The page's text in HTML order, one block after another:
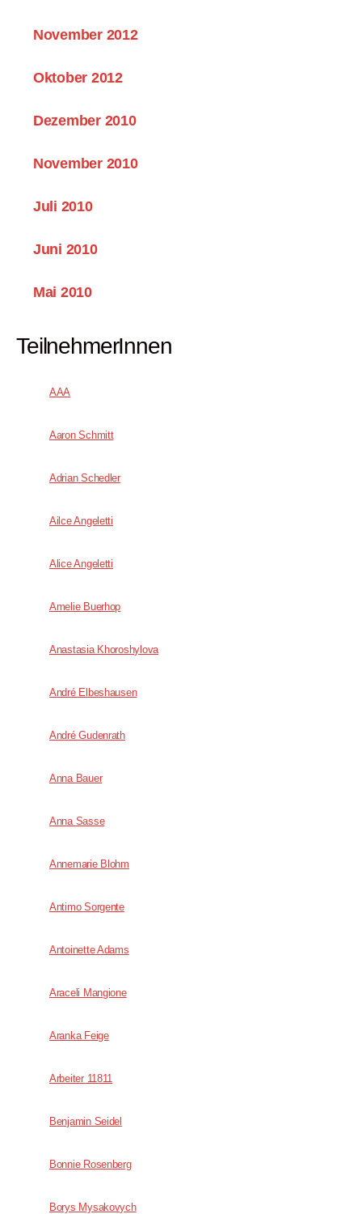
November 2012
Oktober 2012
Dezember 2010
November 2010
Juli 2010
Juni 2010
Mai 2010
TeilnehmerInnen
AAA
Aaron Schmitt
Adrian Schedler
Ailce Angeletti
Alice Angeletti
Amelie Buerhop
Anastasia Khoroshylova
André Elbeshausen
André Gudenrath
Anna Bauer
Anna Sasse
Annemarie Blohm
Antimo Sorgente
Antoinette Adams
Araceli Mangione
Aranka Feige
Arbeiter 11811
Benjamin Seidel
Bonnie Rosenberg
Borys Mysakovych